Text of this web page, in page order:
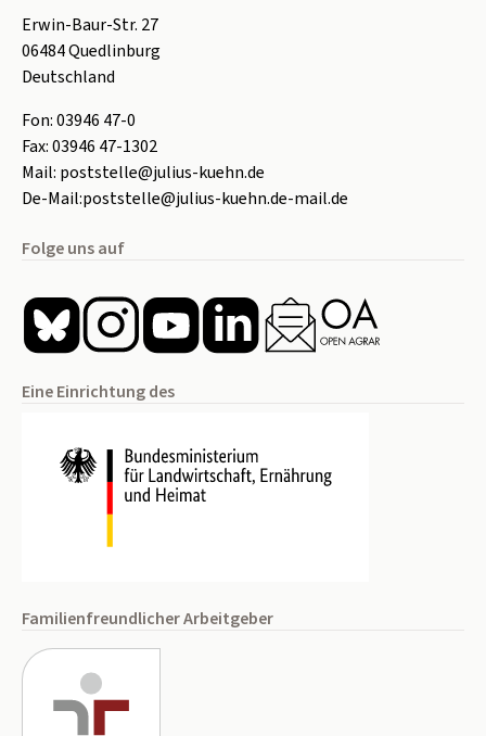
Erwin-Baur-Str. 27
06484Quedlinburg
Deutschland
Fon:03946 47-0
Fax:03946 47-1302
Mail: poststelle@julius-kuehn.de
De-Mail:poststelle@julius-kuehn.de-mail.de
Folge uns auf
Eine Einrichtung des
Familienfreundlicher Arbeitgeber